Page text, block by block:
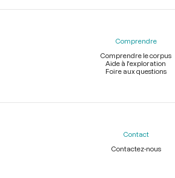
Comprendre
Comprendre le corpus
Aide à l'exploration
Foire aux questions
Contact
Contactez-nous